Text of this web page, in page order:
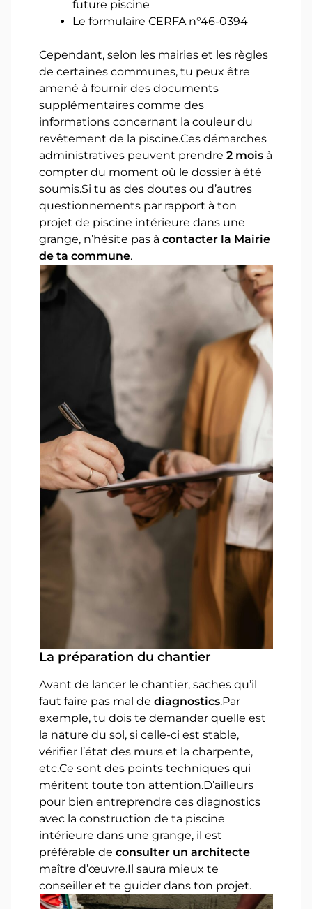
future piscine
Le formulaire CERFA n°46-0394
Cependant, selon les mairies et les règles
de certaines communes, tu peux être
amené à fournir des documents
supplémentaires comme des
informations concernant la couleur du
revêtement de la piscine.Ces démarches
administratives peuvent prendre2 mois à
compter du moment où le dossier à été
soumis.Si tu as des doutes ou d’autres
questionnements par rapport à ton
projet de piscine intérieure dans une
grange, n’hésite pas àcontacter la Mairie
de ta commune.
La préparation du chantier
Avant de lancer le chantier, saches qu’il
faut faire pas mal de diagnostics.Par
exemple, tu dois te demander quelle est
la nature du sol, si celle-ci est stable,
vérifier l’état des murs et la charpente,
etc.Ce sont des points techniques qui
méritent toute ton attention.D’ailleurs
pour bien entreprendre ces diagnostics
avec la construction de ta piscine
intérieure dans une grange, il est
préférable deconsulter un architecte
maître d’œuvre.Il saura mieux te
conseiller et te guider dans ton projet.